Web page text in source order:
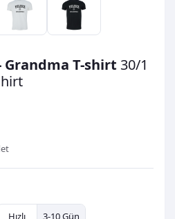
Grandma T-shirt 30/1
Hızlı 3-10 Gün